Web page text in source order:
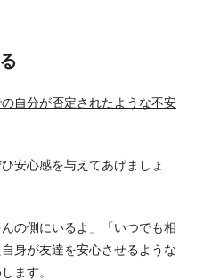
自分が否定されたような不安
安心感を与えてあげましょ
の側にいるよ」「いつでも相
身が友達を安心させるような
ます。